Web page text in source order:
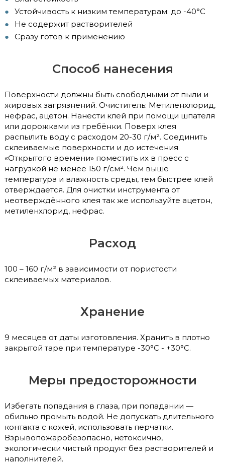
Устойчивость к низким температурам: до -40°С
Не содержит растворителей
Сразу готов к применению
Способ нанесения
Поверхности должны быть свободными от пыли и
жировых загрязнений. Очиститель: Метиленхлорид,
нефрас, ацетон. Нанести клей при помощи шпателя
или дорожками из гребёнки. Поверх клея
распылить воду с расходом 20-30 г/м². Соединить
склеиваемые поверхности и до истечения
«Открытого времени» поместить их в пресс с
нагрузкой не менее 150 г/cм². Чем выше
температура и влажность среды, тем быстрее клей
отверждается. Для очистки инструмента от
неотверждённого клея так же используйте ацетон,
метиленхлорид, нефрас.
Расход
100 – 160 г/м² в зависимости от пористости
склеиваемых материалов.
Хранение
9 месяцев от даты изготовления. Хранить в плотно
закрытой таре при температуре -30°С - +30°С.
Меры предосторожности
Избегать попадания в глаза, при попадании —
обильно промыть водой. Не допускать длительного
контакта с кожей, использовать перчатки.
Взрывопожаробезопасно, нетоксично,
экологически чистый продукт без растворителей и
наполнителей.